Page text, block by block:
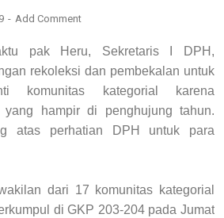
Add Comment
pak Heru, Sekretaris I DPH,
rekoleksi dan pembekalan untuk
komunitas kategorial karena
yang hampir di penghujung tahun.
atas perhatian DPH untuk para
dari 17 komunitas kategorial
di GKP 203-204 pada Jumat